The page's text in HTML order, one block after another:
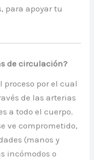
para apoyar tu
de circulación?
por el cual
de las arterias
a todo el cuerpo.
ve comprometido,
(manos y
incómodos o